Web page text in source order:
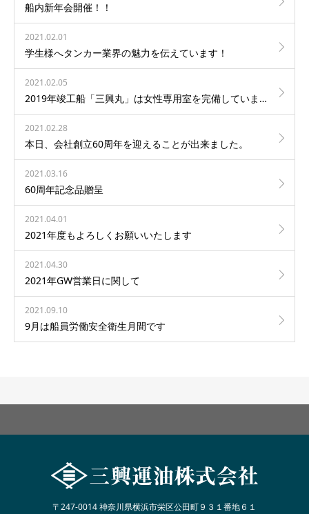
船内新年会開催！！
2021.02.01
学生様へタンカー業界の魅力を伝えています！
2021.02.05
2019年竣工船「三興丸」は女性専用室を完備しています♪
2021.02.28
本日、会社創立60周年を迎えることが出来ました。
2021.03.16
60周年記念品贈呈
2021.04.01
2021年度もよろしくお願いいたします
2021.04.30
2021年GW営業日に関して
2021.09.10
9月は船員労働安全衛生月間です
〒247-0014 神奈川県横浜市栄区公田町９３１番地６１